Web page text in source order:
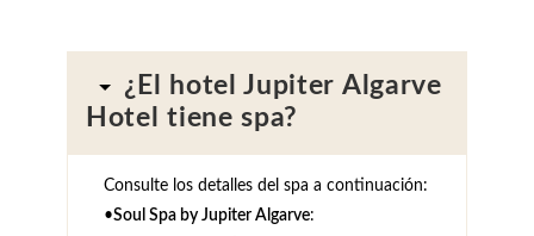
¿El hotel Jupiter Algarve
Hotel tiene spa?
Consulte los detalles del spa a continuación:
•Soul Spa by Jupiter Algarve: